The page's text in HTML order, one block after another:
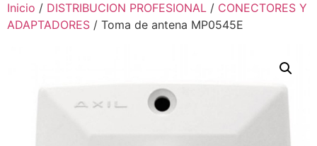
Inicio / DISTRIBUCION PROFESIONAL / CONECTORES Y
ADAPTADORES / Toma de antena MP0545E